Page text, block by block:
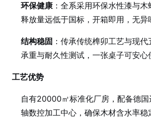
环保健康 ：全系采用环保水性漆与
释放量远低于国标，开箱即用，无异
结构稳固 ：传承传统榫卯工艺与现
承重与耐久性测试，一张桌子可安心
工艺优势
自有20000㎡标准化厂房，配备德
轴数控加工中心，确保木材含水率稳